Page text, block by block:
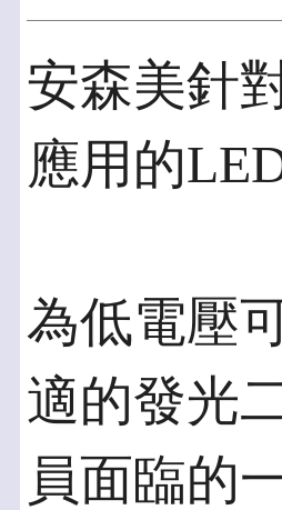
安森美針
應用的
為低電壓
適的發光
員面臨的